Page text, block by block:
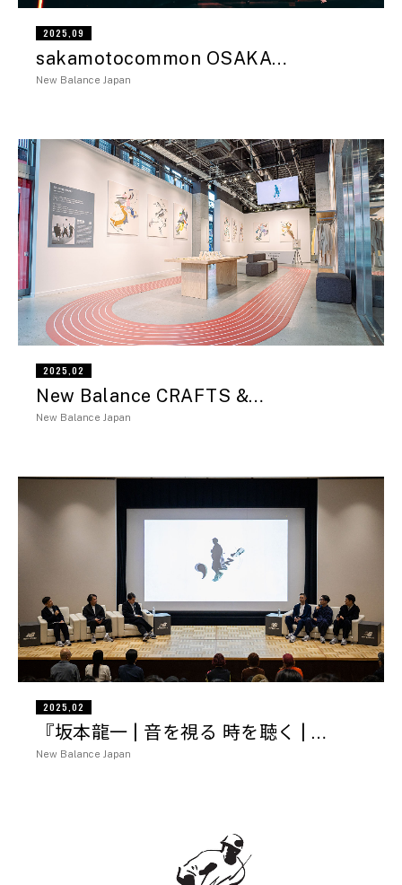
2025,09
sakamotocommon OSAKA…
New Balance Japan
2025,02
New Balance CRAFTS &…
New Balance Japan
2025,02
『坂本龍一 | 音を視る 時を聴く | …
New Balance Japan